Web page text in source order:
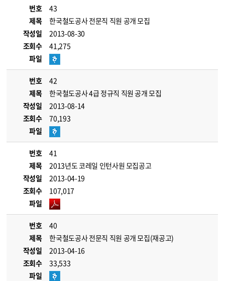
번호
43
제목
한국철도공사 전문직 직원 공개 모집
작성일
2013-08-30
조회수
41,275
파일
번호
42
제목
한국철도공사 4급 정규직 직원 공개 모집
작성일
2013-08-14
조회수
70,193
파일
번호
41
제목
2013년도 코레일 인턴사원 모집공고
작성일
2013-04-19
조회수
107,017
파일
번호
40
제목
한국철도공사 전문직 직원 공개 모집(재공고)
작성일
2013-04-16
조회수
33,533
파일